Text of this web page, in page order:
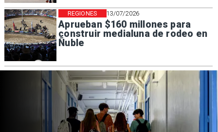
13/07/2026
Aprueban $160 millones para
construir medialuna de rodeo en
Ñuble
REGIONES